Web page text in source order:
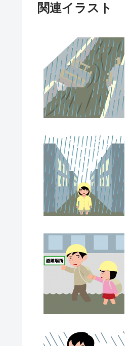
関連イラスト